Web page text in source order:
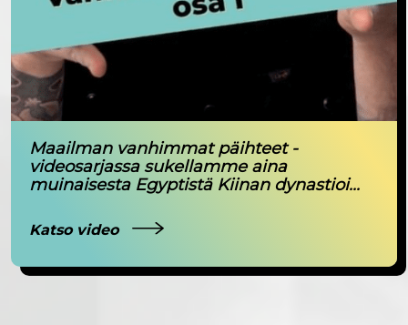
Maailman vanhimmat päihteet -
videosarjassa sukellamme aina
muinaisesta Egyptistä Kiinan dynastioi...
Katso video